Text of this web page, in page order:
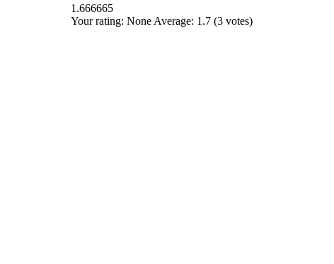
1.666665
Your rating: None Average: 1.7 (3 votes)